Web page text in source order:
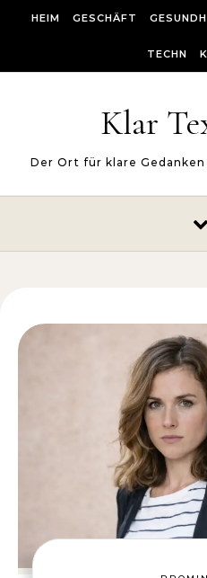
HEIM GESCHÄFT
TECHN
Klar
Der Ort für klare